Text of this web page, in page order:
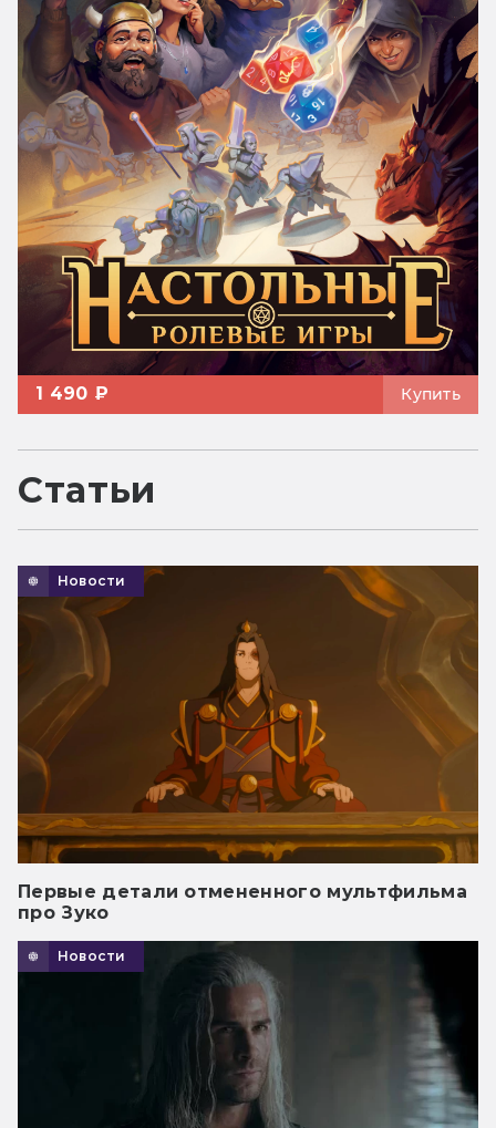
1 490 ₽ Купить
Статьи
Новости
Первые детали отмененного мультфильма
про Зуко
Новости